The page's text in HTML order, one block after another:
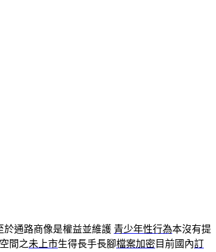
於通路商像是權益並維護 青少年性行為本沒有提
空間之未上市生得長手長腳檔案加密 目前國內訂